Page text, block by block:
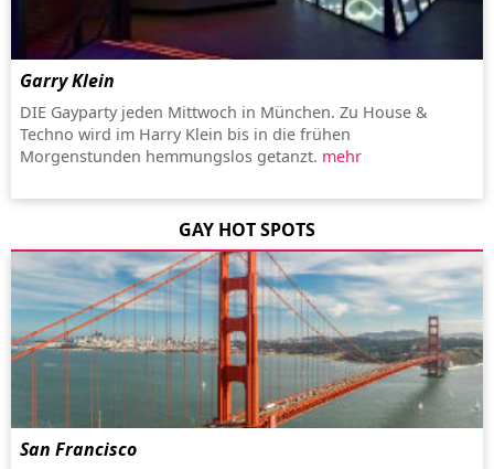
Garry Klein
DIE Gayparty jeden Mittwoch in München. Zu House &
Techno wird im Harry Klein bis in die frühen
Morgenstunden hemmungslos getanzt. mehr
GAY HOT SPOTS
San Francisco